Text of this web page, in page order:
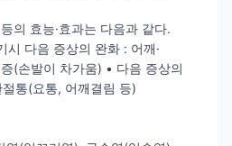
의 효능·효과는 다음과 같다.
시 다음 증상의 완화 : 어깨·
(손발이 차가움) • 다음 증상의
통(요통, 어깨결림 등)